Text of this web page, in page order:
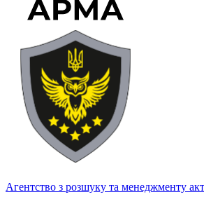
Агентство з розшуку та менеджменту